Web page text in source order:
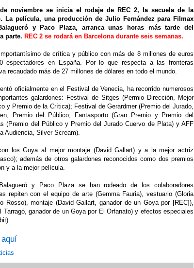
noviembre se inicia el rodaje de REC 2, la secuela de la
La película, una producción de Julio Fernández para Filmax
y Paco Plaza, arranca unas horas más tarde del
parte. REC 2 se rodará en Barcelona durante seis semanas.
de crítica y público con más de 8 millones de euros
espectadores en España. Por lo que respecta a las fronteras
recaudado más de 27 millones de dólares en todo el mundo.
oficialmente en el Festival de Venecia, ha recorrido numerosos
galardones: Festival de Sitges (Permio Dirección, Mejor
y Premio de la Crítica); Festival de Gerardmer (Premio del Jurado,
Premio del Público; Fantasporto (Gran Premio y Premio del
(Premio del Público y Premio del Jurado Cuervo de Plata) y AFF
Audiencia, Silver Scream).
los Goya al mejor montaje (David Gallart) y a la mejor actriz
además de otros galardones reconocidos como dos premios
y a la mejor película.
y Paco Plaza se han rodeado de los colaboradores
repiten con el equipo de arte (Gemma Fauria), vestuario (Gloria
Rosso), montaje (David Gallart, ganador de un Goya por [REC]),
ganador de un Goya por El Orfanato) y efectos especiales
aquí